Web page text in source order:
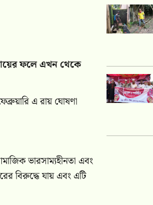
ফলে এখন থেকে
এ রায় ঘোষণা
ভারসাম্যহীনতা এবং
বিরুদ্ধে যায় এবং এটি